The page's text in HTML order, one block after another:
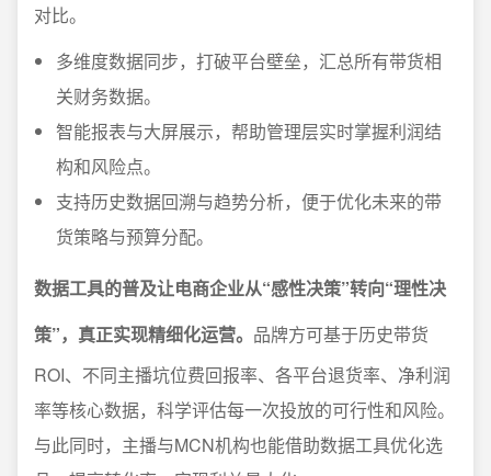
对比。
多维度数据同步，打破平台壁垒，汇总所有带货相
关财务数据。
智能报表与大屏展示，帮助管理层实时掌握利润结
构和风险点。
支持历史数据回溯与趋势分析，便于优化未来的带
货策略与预算分配。
数据工具的普及让电商企业从“感性决策”转向“理性决
策”，真正实现精细化运营。 品牌方可基于历史带货
ROI、不同主播坑位费回报率、各平台退货率、净利润
率等核心数据，科学评估每一次投放的可行性和风险。
与此同时，主播与MCN机构也能借助数据工具优化选